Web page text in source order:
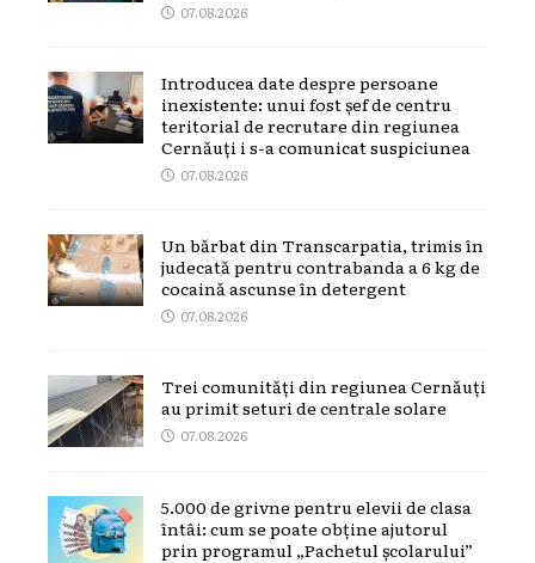
07.08.2026
Introducea date despre persoane
inexistente: unui fost șef de centru
teritorial de recrutare din regiunea
Cernăuți i s-a comunicat suspiciunea
07.08.2026
Un bărbat din Transcarpatia, trimis în
judecată pentru contrabanda a 6 kg de
cocaină ascunse în detergent
07.08.2026
Trei comunități din regiunea Cernăuți
au primit seturi de centrale solare
07.08.2026
5.000 de grivne pentru elevii de clasa
întâi: cum se poate obține ajutorul
prin programul „Pachetul școlarului”